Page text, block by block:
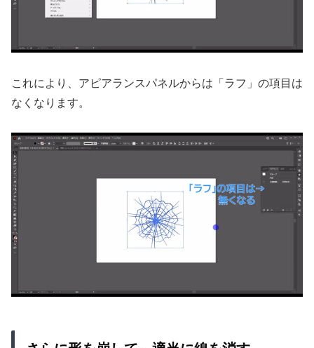
これにより、アピアランスパネルからは「ラフ」の項目は
なくなります。